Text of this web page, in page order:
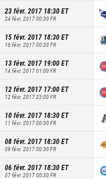
23 févr. 2017 18:30ET
24 févr. 2017 00:30FR
15 févr. 2017 18:30ET
16 févr. 2017 00:30FR
13 févr. 2017 19:00ET
14 févr. 2017 01:00FR
12 févr. 2017 17:00ET
12 févr. 2017 23:00FR
10 févr. 2017 18:30ET
11 févr. 2017 00:30FR
08 févr. 2017 18:30ET
09 févr. 2017 00:30FR
06 févr. 2017 18:30ET
07 févr. 2017 00:30FR